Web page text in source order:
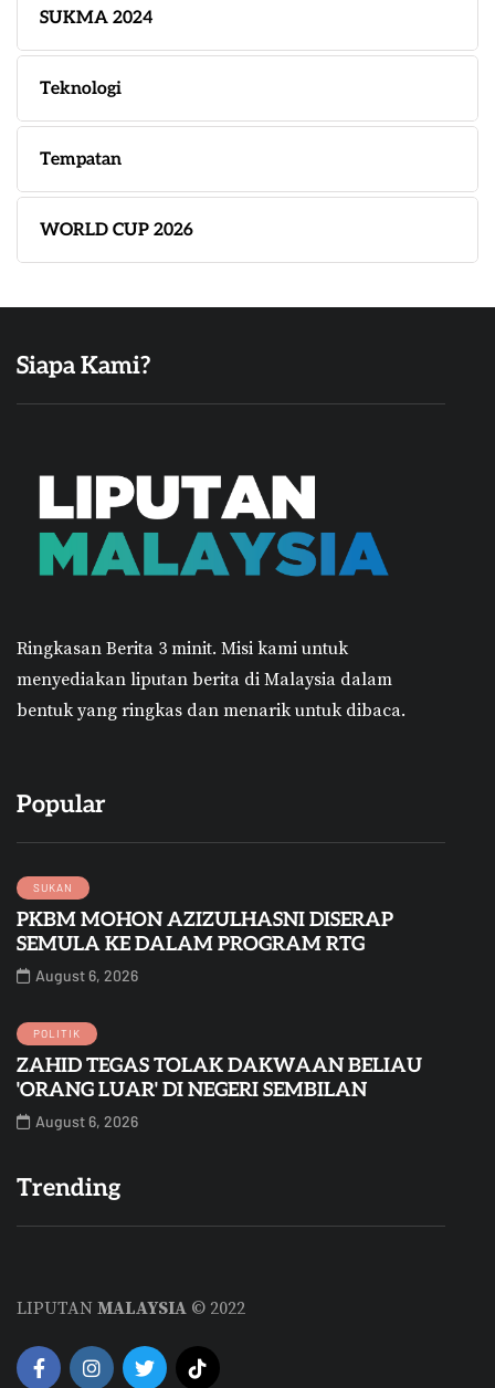
SUKMA 2024
Teknologi
Tempatan
WORLD CUP 2026
Siapa Kami?
Ringkasan Berita 3 minit. Misi kami untuk
menyediakan liputan berita di Malaysia dalam
bentuk yang ringkas dan menarik untuk dibaca.
Popular
SUKAN
PKBM MOHON AZIZULHASNI DISERAP
SEMULA KE DALAM PROGRAM RTG
August 6, 2026
POLITIK
ZAHID TEGAS TOLAK DAKWAAN BELIAU
'ORANG LUAR' DI NEGERI SEMBILAN
August 6, 2026
Trending
LIPUTAN MALAYSIA © 2022